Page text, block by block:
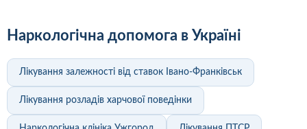
Наркологічна допомога в Україні
Лікування залежності від ставок Івано-Франківськ
Лікування розладів харчової поведінки